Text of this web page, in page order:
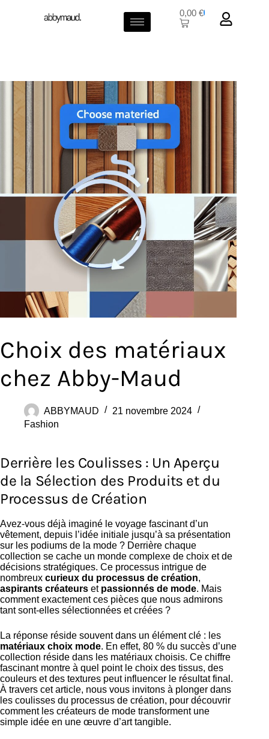
0,00€
Choix des matériaux
chez Abby-Maud
ABBYMAUD
21 novembre 2024
Fashion
Derrière les Coulisses : Un Aperçu
de la Sélection des Produits et du
Processus de Création
Avez-vous déjà imaginé le voyage fascinant d’un
vêtement, depuis l’idée initiale jusqu’à sa présentation
sur les podiums de la mode ? Derrière chaque
collection se cache un monde complexe de choix et de
décisions stratégiques. Ce processus intrigue de
nombreux curieux du processus de création,
aspirants créateurs et passionnés de mode. Mais
comment exactement ces pièces que nous admirons
tant sont-elles sélectionnées et créées ?
La réponse réside souvent dans un élément clé : les
matériaux choix mode. En effet, 80 % du succès d’une
collection réside dans les matériaux choisis. Ce chiffre
fascinant montre à quel point le choix des tissus, des
couleurs et des textures peut influencer le résultat final.
À travers cet article, nous vous invitons à plonger dans
les coulisses du processus de création, pour découvrir
comment les créateurs de mode transforment une
simple idée en une œuvre d’art tangible.